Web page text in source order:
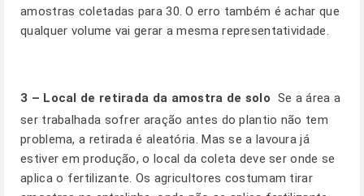
amostras coletadas para 30. O erro também é achar que
qualquer volume vai gerar a mesma representatividade.
3 – Local de retirada da amostra de solo  Se a área a
ser trabalhada sofrer aração antes do plantio não tem
problema, a retirada é aleatória. Mas se a lavoura já
estiver em produção, o local da coleta deve ser onde se
aplica o fertilizante. Os agricultores costumam tirar